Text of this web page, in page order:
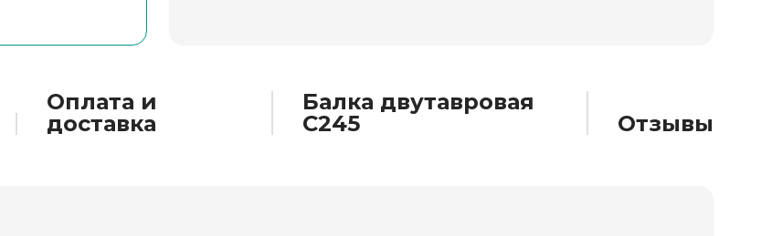
Оплата и
доставка
Балка двутавровая
С245
Отзывы